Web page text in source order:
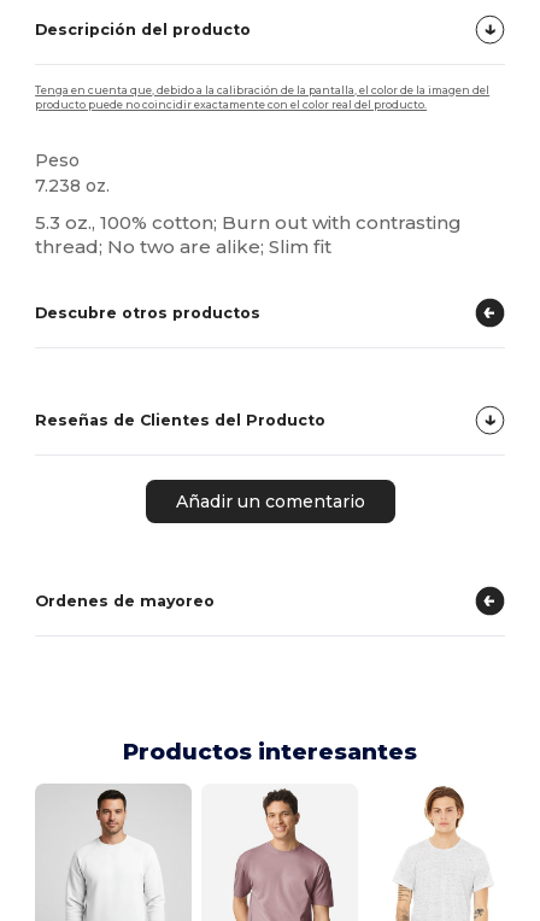
Descripción del producto
Tenga en cuenta que, debido a la calibración de la pantalla, el color de la imagen del
producto puede no coincidir exactamente con el color real del producto.
Peso
7.238 oz.
5.3 oz., 100% cotton; Burn out with contrasting
thread; No two are alike; Slim fit
Descubre otros productos
Reseñas de Clientes del Producto
Añadir un comentario
Ordenes de mayoreo
Productos interesantes